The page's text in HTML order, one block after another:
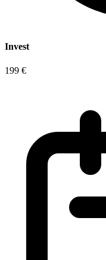
Invest
199 €